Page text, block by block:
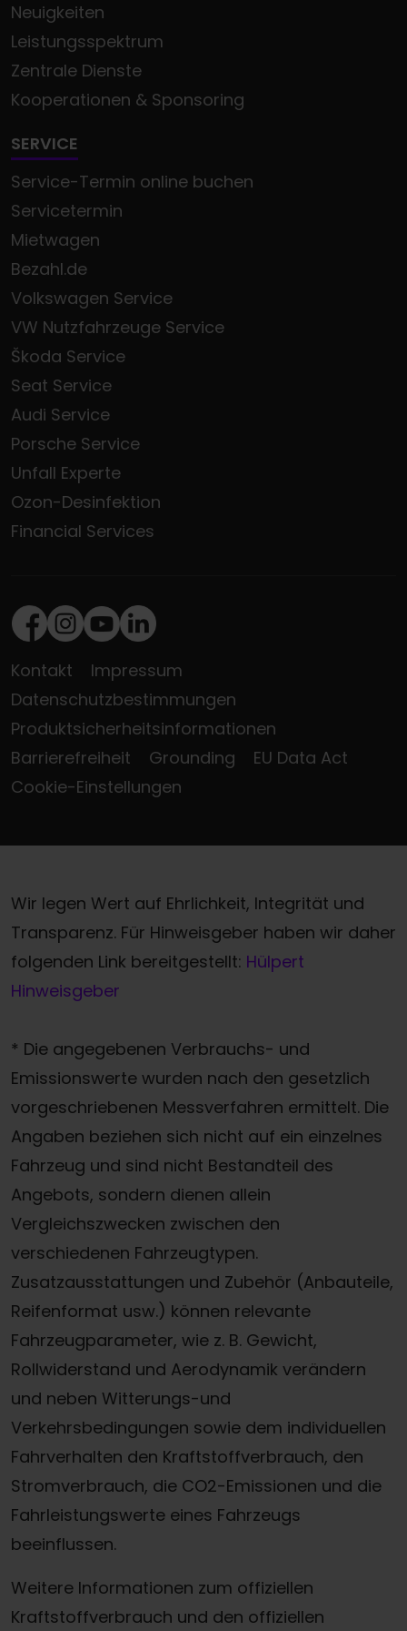
Neuigkeiten
Leistungsspektrum
Zentrale Dienste
Kooperationen & Sponsoring
SERVICE
Service-Termin online buchen
Servicetermin
Mietwagen
Bezahl.de
Volkswagen Service
VW Nutzfahrzeuge Service
Škoda Service
Seat Service
Audi Service
Porsche Service
Unfall Experte
Ozon-Desinfektion
Financial Services
Facebook
Instagram
Youtube
LinkedIn
Kontakt
Impressum
Datenschutzbestimmungen
Produktsicherheitsinformationen
Barrierefreiheit
Grounding
EU Data Act
Cookie-Einstellungen
Wir legen Wert auf Ehrlichkeit, Integrität und
Transparenz. Für Hinweisgeber haben wir daher
folgenden Link bereitgestellt: Hülpert
Hinweisgeber
* Die angegebenen Verbrauchs- und
Emissionswerte wurden nach den gesetzlich
vorgeschriebenen Messverfahren ermittelt. Die
Angaben beziehen sich nicht auf ein einzelnes
Fahrzeug und sind nicht Bestandteil des
Angebots, sondern dienen allein
Vergleichszwecken zwischen den
verschiedenen Fahrzeugtypen.
Zusatzausstattungen und Zubehör (Anbauteile,
Reifenformat usw.) können relevante
Fahrzeugparameter, wie z. B. Gewicht,
Rollwiderstand und Aerodynamik verändern
und neben Witterungs-und
Verkehrsbedingungen sowie dem individuellen
Fahrverhalten den Kraftstoffverbrauch, den
Stromverbrauch, die CO2-Emissionen und die
Fahrleistungswerte eines Fahrzeugs
beeinflussen.
Weitere Informationen zum offiziellen
Kraftstoffverbrauch und den offiziellen